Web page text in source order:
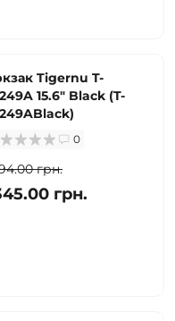
Tigernu T-
15.6" Black (T-
0
грн.
грн.